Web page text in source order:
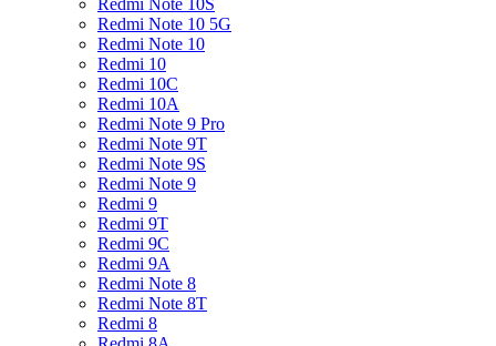
Redmi Note 10 5G
Redmi Note 10
Redmi 10
Redmi 10C
Redmi 10A
Redmi Note 9 Pro
Redmi Note 9T
Redmi Note 9S
Redmi Note 9
Redmi 9
Redmi 9T
Redmi 9C
Redmi 9A
Redmi Note 8
Redmi Note 8T
Redmi 8